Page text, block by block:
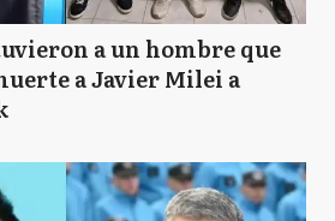
a un hombre que
a Javier Milei a